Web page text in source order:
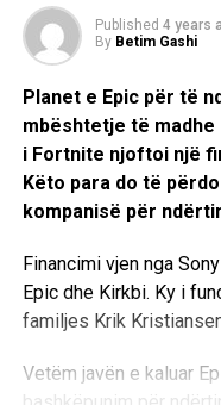
Published 4 years
By Betim Gashi
Planet e Epic për të
mbështetje të
i Fortnite njoftoi një
Këto para do të
kompanisë për
Financimi vjen nga
Epic dhe Kirkbi. Ky i
familjes Krik
Vetëm javën e kaluar